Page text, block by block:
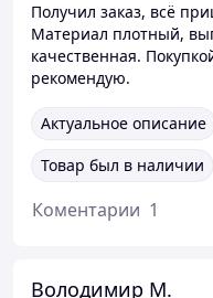
Получил заказ, всё
Материал плотный,
качественная.
рекомендую.
Актуальное описание
Товар был в наличии
Коментарии 1
Володимир М.